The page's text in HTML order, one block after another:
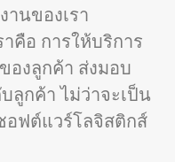
านของเรา
คือ การให้บริการ
องลูกค้า ส่งมอบ
ลูกค้า ไม่ว่าจะเป็น
ฟต์แวร์โลจิสติกส์